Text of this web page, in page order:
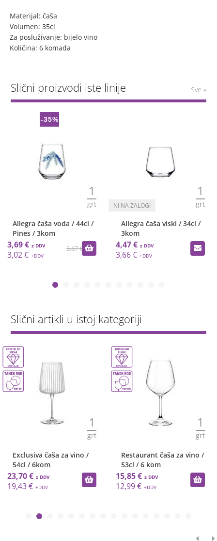
Materijal: čaša
Volumen: 35cl
Za posluživanje: bijelo vino
Količina: 6 komada
Slični proizvodi iste linije Sve »
-35%
1
grt
Allegra čaša voda / 44cl /
Pines / 3kom
5,67 €
3,69 €
3,02 €
1
grt
Allegra čaša viski / 34cl /
3kom
4,47 €
3,66 €
Slični artikli u istoj kategoriji
1
grt
Exclusiva čaša za vino /
54cl / 6kom
23,70 €
19,43 €
1
grt
Restaurant čaša za vino /
53cl / 6 kom
15,85 €
12,99 €